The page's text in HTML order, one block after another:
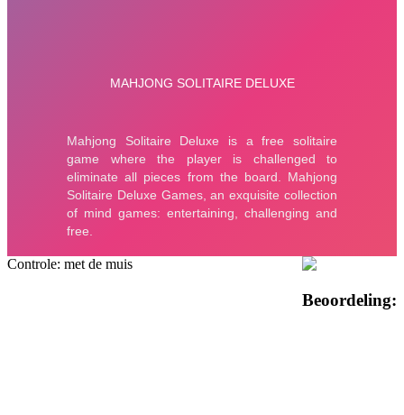
Controle: met de muis
Beoordeling: